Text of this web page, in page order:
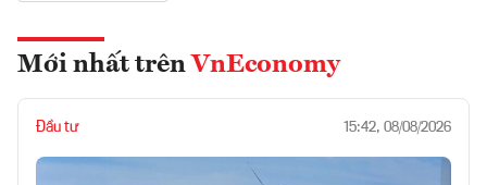
Mới nhất trên VnEconomy
Đầu tư 15:42, 08/08/2026